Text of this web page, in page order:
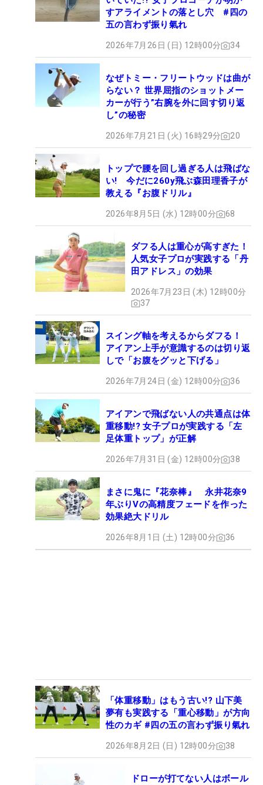
すアライメントの落とし穴 #四の
五の言わず振り氣れ
2026年7月26日 (日) 12時00分 34
なぜトミー・フリートウッドは曲が
らない？ 世界屈指のショットメー
カーが行う”右腕を外に回す切り返
し”の秘密
2026年7月21日 (火) 16時29分 20
トップで腰を回し過ぎる人は飛ばな
い! 今だに260y飛ぶ森田理香子が
教える『お腹ドリル』
2026年8月5日 (水) 12時00分 68
ダフる人は重心が高すぎた！
人気女子プロが実践する「丹
田アドレス」の効果
2026年7月23日 (木) 12時00分
37
スイング軸を考えるからダフる！
アイアン上手が意識するのは切り返
しで「お腹をグッと下げる」
2026年7月24日 (金) 12時00分 36
アイアンで飛ばない人の共通点は体
重移動!? 女子プロが実践する「左
足体重トップ」が正解
2026年7月31日 (金) 12時00分 38
まさに鬼に『花奈棒』 永井花奈9
年ぶりVの高精度フェードを作った
効果絶大ドリル
2026年8月1日 (土) 12時00分 36
「体重移動」はもう古い!? 山下美
夢有も実践する「重心移動」が方向
性のカギ #四の五の言わず振り氣れ
2026年8月2日 (日) 12時00分 38
ドローが打てない人はボール